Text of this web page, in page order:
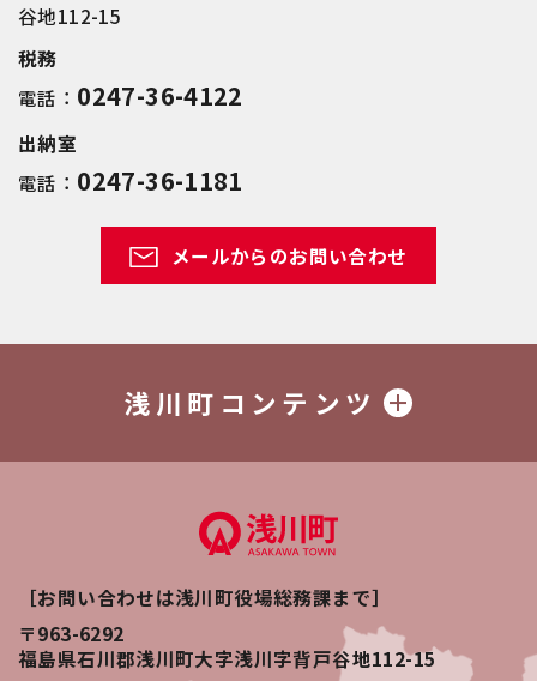
谷地112-15
税務
電話： 0247-36-4122
出納室
電話： 0247-36-1181
メールからのお問い合わせ
浅川町コンテンツ
［お問い合わせは浅川町役場総務課まで］
〒963-6292
福島県石川郡浅川町大字浅川字背戸谷地112-15